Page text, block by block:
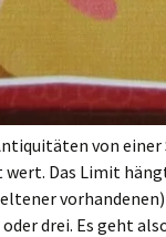
von
wert. Das Limit
drei. Es geht